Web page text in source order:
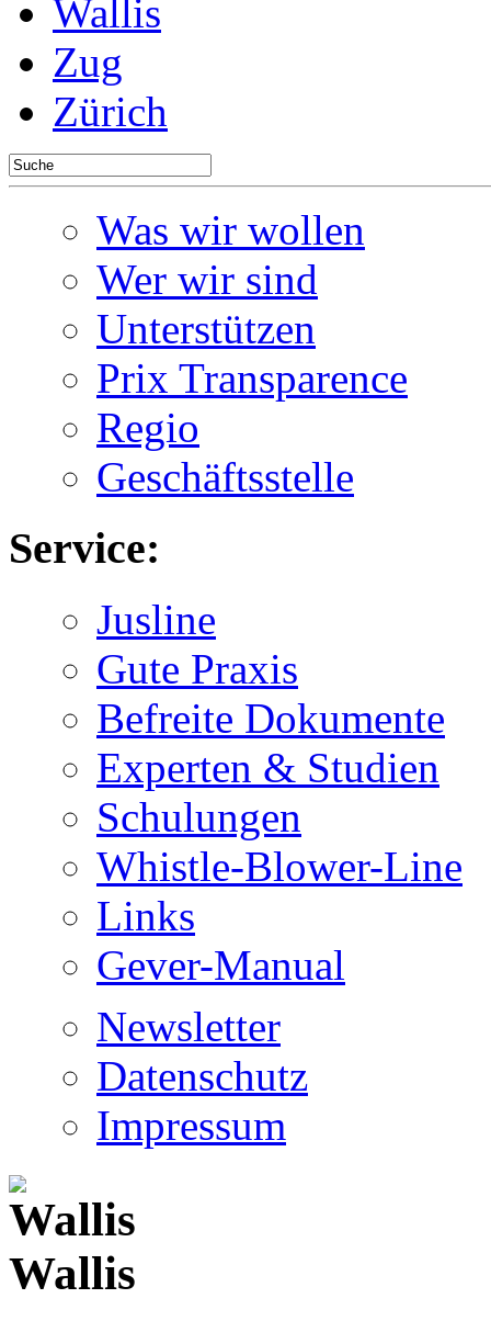
Wallis
Zug
Zürich
Was wir wollen
Wer wir sind
Unterstützen
Prix Transparence
Regio
Geschäftsstelle
Service:
Jusline
Gute Praxis
Befreite Dokumente
Experten & Studien
Schulungen
Whistle-Blower-Line
Links
Gever-Manual
Newsletter
Datenschutz
Impressum
Wallis